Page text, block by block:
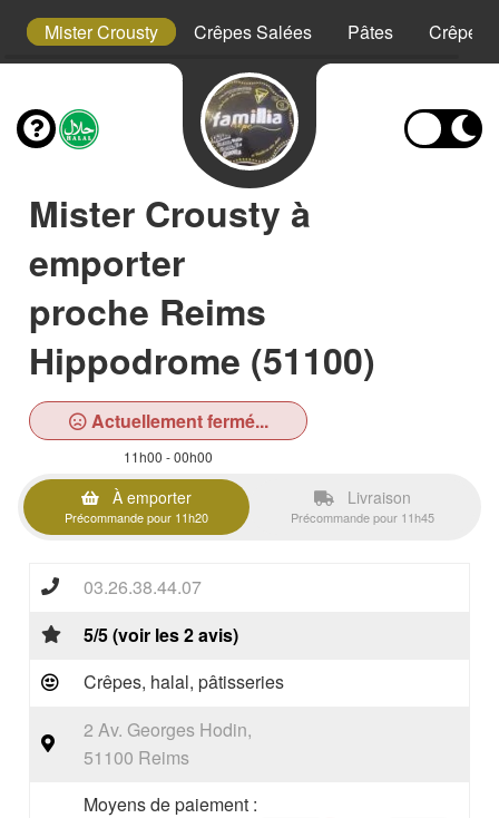
Mister Crousty Crêpes Salées Pâtes Crêpes
Mister Crousty à
emporter
proche Reims
Hippodrome (51100)
Actuellement fermé...
11h00 - 00h00
À emporter
Précommande pour 11h20
Livraison
Précommande pour 11h45
03.26.38.44.07
5/5 (voir les 2 avis)
Crêpes, halal, pâtisseries
2 Av. Georges Hodin,
51100 Reims
Moyens de paiement :